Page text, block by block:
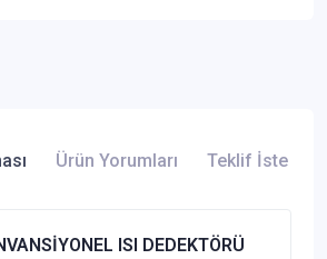
Ürün Yorumları Teklif İste
ISI DEDEKTÖRÜ